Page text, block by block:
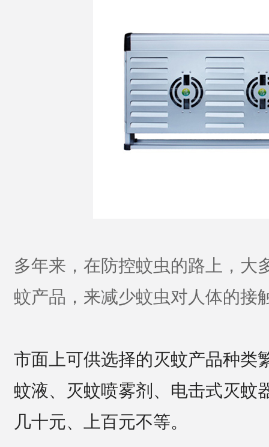
多年来，在防控蚊虫的路上，大
蚊产品，来减少蚊虫对人体的接
市面上可供选择的灭蚊产品种类
蚊液、灭蚊喷雾剂、电击式灭蚊
几十元、上百元不等。